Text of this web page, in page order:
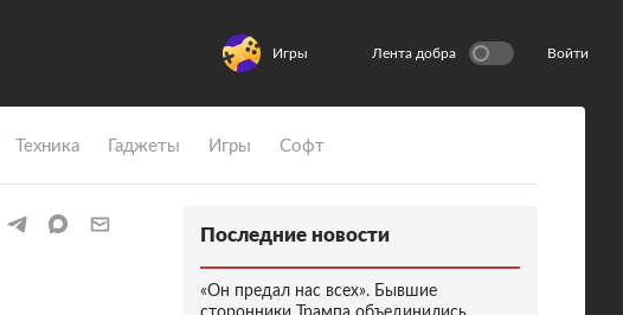
Игры Лента добра Войти
Техника Гаджеты Игры Софт
Последние новости
«Он предал нас всех». Бывшие